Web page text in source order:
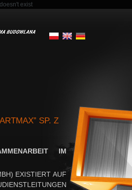
exist
SP. Z
IM
EXISTIERT AUF